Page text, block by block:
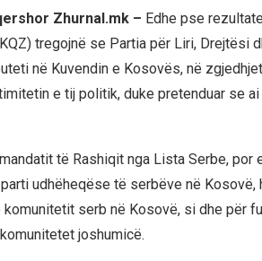
Zhurnal.mk – Edhe pse
tregojnë se Partia për Liri, Drejtësi
në Kuvendin e Kosovës, në
e tij politik, duke pretenduar se
të Rashiqit nga Lista Serbe, por
udhëheqëse të serbëve në Kosovë,
serb në Kosovë, si dhe për
joshumicë.